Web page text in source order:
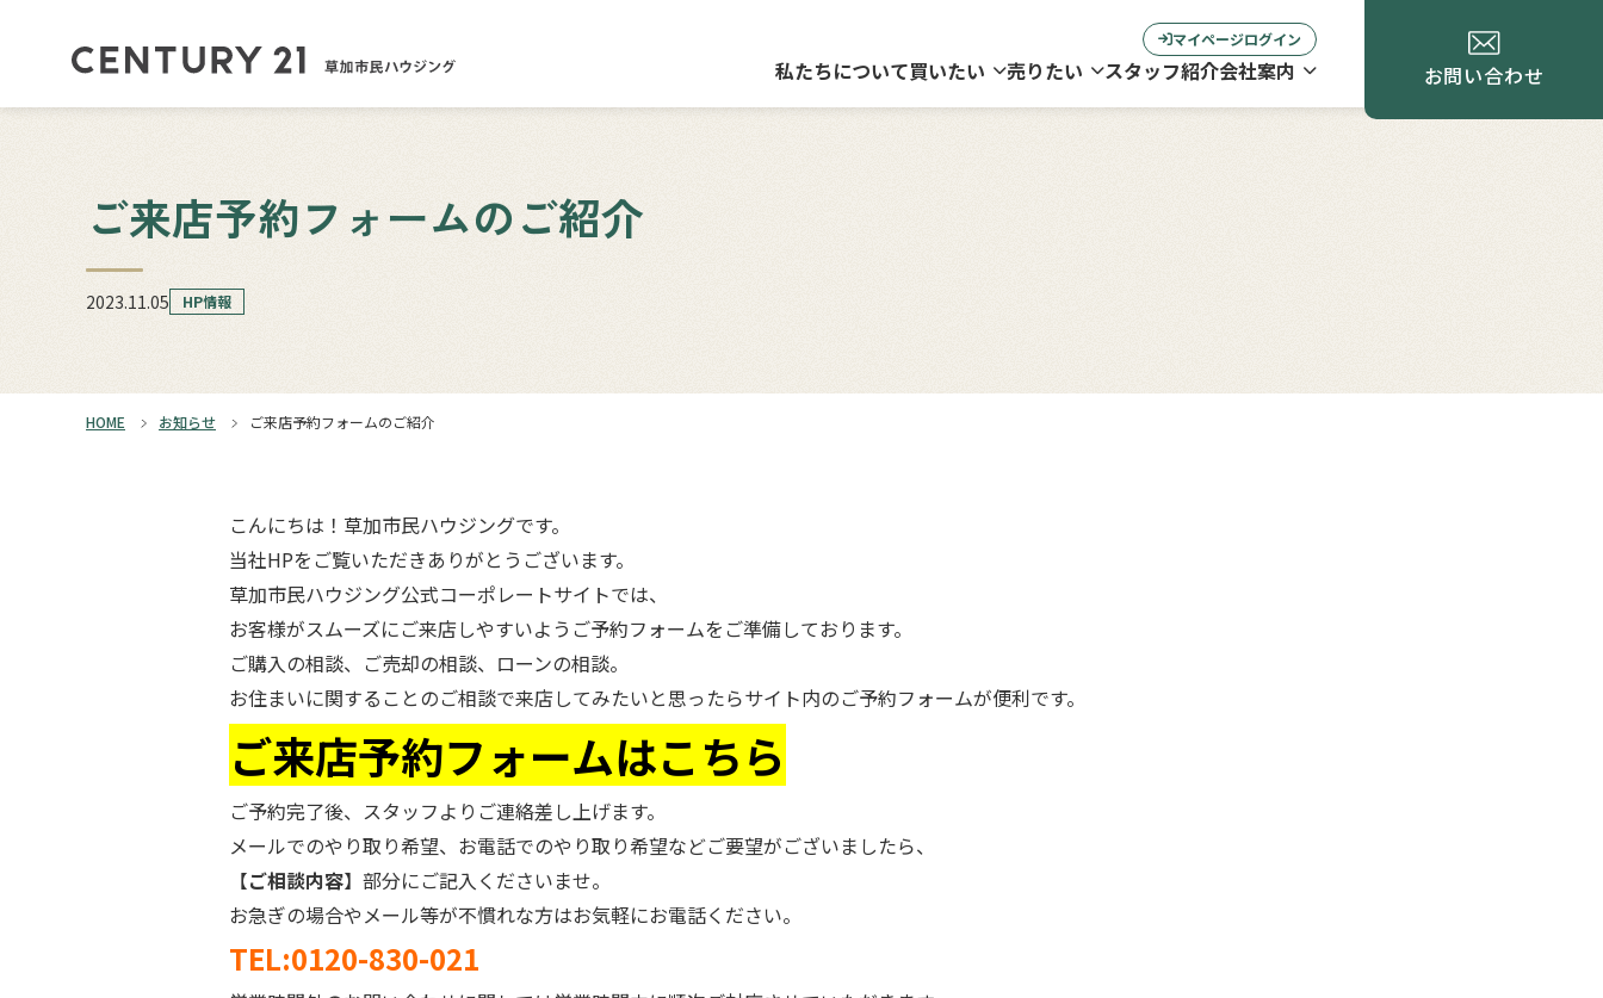
マイページログイン
私たちについて買いたい 売りたい スタッフ紹介会社案内 お問い合わせ
ご来店予約フォームのご紹介
2023.11.05 HP情報
HOME お知らせ ご来店予約フォームのご紹介
こんにちは！草加市民ハウジングです。
当社HPをご覧いただきありがとうございます。
草加市民ハウジング公式コーポレートサイトでは、
お客様がスムーズにご来店しやすいようご予約フォームをご準備しております。
ご購入の相談、ご売却の相談、ローンの相談。
お住まいに関することのご相談で来店してみたいと思ったらサイト内のご予約フォームが便利です。
ご来店予約フォームはこちら
ご予約完了後、スタッフよりご連絡差し上げます。
メールでのやり取り希望、お電話でのやり取り希望などご要望がございましたら、
【ご相談内容】部分にご記入くださいませ。
お急ぎの場合やメール等が不慣れな方はお気軽にお電話ください。
TEL:0120-830-021